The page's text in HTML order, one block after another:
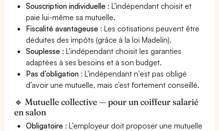
Souscription individuelle : L'indépendant choisit et
paie lui-même sa mutuelle.
Fiscalité avantageuse : Les cotisations peuvent être
déduites des impôts (grâce à la loi Madelin).
Souplesse : L'indépendant choisit les garanties
adaptées à ses besoins et à son budget.
Pas d’obligation : L'indépendant n'est pas obligé
d’avoir une mutuelle, mais c’est fortement conseillé.
🔹 Mutuelle collective — pour un coiffeur salarié
en salon
Obligatoire : L’employeur doit proposer une mutuelle